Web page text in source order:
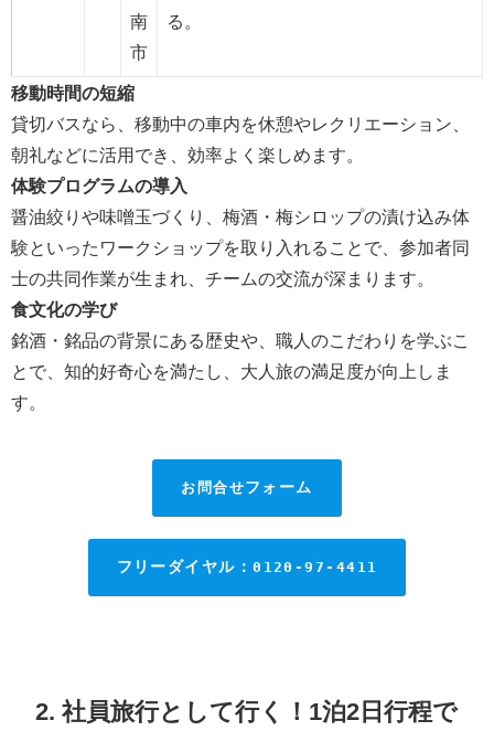
南
市
る。
移動時間の短縮
貸切バスなら、移動中の車内を休憩やレクリエーション、
朝礼などに活用でき、効率よく楽しめます。
体験プログラムの導入
醤油絞りや味噌玉づくり、梅酒・梅シロップの漬け込み体
験といったワークショップを取り入れることで、参加者同
士の共同作業が生まれ、チームの交流が深まります。
食文化の学び
銘酒・銘品の背景にある歴史や、職人のこだわりを学ぶこ
とで、知的好奇心を満たし、大人旅の満足度が向上しま
す。
お問合せフォーム
フリーダイヤル：0120-97-4411
2. 社員旅行として行く！1泊2日行程で